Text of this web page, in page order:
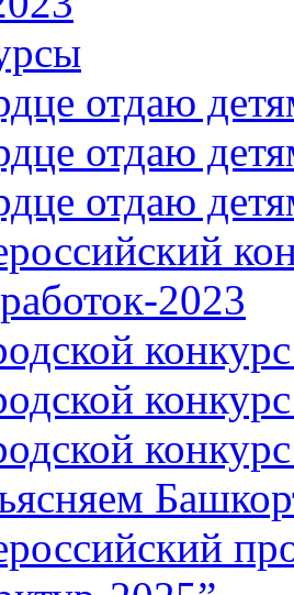
отдаю
отдаю
отдаю
2023